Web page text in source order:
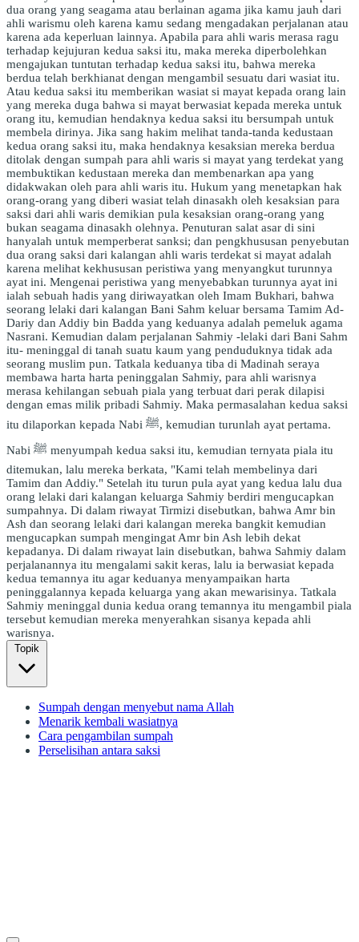
dua orang yang seagama atau berlainan agama jika kamu jauh dari
ahli warismu oleh karena kamu sedang mengadakan perjalanan atau
karena ada keperluan lainnya. Apabila para ahli waris merasa ragu
terhadap kejujuran kedua saksi itu, maka mereka diperbolehkan
mengajukan tuntutan terhadap kedua saksi itu, bahwa mereka
berdua telah berkhianat dengan mengambil sesuatu dari wasiat itu.
Atau kedua saksi itu memberikan wasiat si mayat kepada orang lain
yang mereka duga bahwa si mayat berwasiat kepada mereka untuk
orang itu, kemudian hendaknya kedua saksi itu bersumpah untuk
membela dirinya. Jika sang hakim melihat tanda-tanda kedustaan
kedua orang saksi itu, maka hendaknya kesaksian mereka berdua
ditolak dengan sumpah para ahli waris si mayat yang terdekat yang
membuktikan kedustaan mereka dan membenarkan apa yang
didakwakan oleh para ahli waris itu. Hukum yang menetapkan hak
orang-orang yang diberi wasiat telah dinasakh oleh kesaksian para
saksi dari ahli waris demikian pula kesaksian orang-orang yang
bukan seagama dinasakh olehnya. Penuturan salat asar di sini
hanyalah untuk memperberat sanksi; dan pengkhususan penyebutan
dua orang saksi dari kalangan ahli waris terdekat si mayat adalah
karena melihat kekhususan peristiwa yang menyangkut turunnya
ayat ini. Mengenai peristiwa yang menyebabkan turunnya ayat ini
ialah sebuah hadis yang diriwayatkan oleh Imam Bukhari, bahwa
seorang lelaki dari kalangan Bani Sahm keluar bersama Tamim Ad-
Dariy dan Addiy bin Badda yang keduanya adalah pemeluk agama
Nasrani. Kemudian dalam perjalanan Sahmiy -lelaki dari Bani Sahm
itu- meninggal di tanah suatu kaum yang penduduknya tidak ada
seorang muslim pun. Tatkala keduanya tiba di Madinah seraya
membawa harta harta peninggalan Sahmiy, para ahli warisnya
merasa kehilangan sebuah piala yang terbuat dari perak dilapisi
dengan emas milik pribadi Sahmiy. Maka permasalahan kedua saksi
itu dilaporkan kepada Nabi ﷺ, kemudian turunlah ayat pertama.
Nabi ﷺ menyumpah kedua saksi itu, kemudian ternyata piala itu
ditemukan, lalu mereka berkata, "Kami telah membelinya dari
Tamim dan Addiy." Setelah itu turun pula ayat yang kedua lalu dua
orang lelaki dari kalangan keluarga Sahmiy berdiri mengucapkan
sumpahnya. Di dalam riwayat Tirmizi disebutkan, bahwa Amr bin
Ash dan seorang lelaki dari kalangan mereka bangkit kemudian
mengucapkan sumpah mengingat Amr bin Ash lebih dekat
kepadanya. Di dalam riwayat lain disebutkan, bahwa Sahmiy dalam
perjalanannya itu mengalami sakit keras, lalu ia berwasiat kepada
kedua temannya itu agar keduanya menyampaikan harta
peninggalannya kepada keluarga yang akan mewarisinya. Tatkala
Sahmiy meninggal dunia kedua orang temannya itu mengambil piala
tersebut kemudian mereka menyerahkan sisanya kepada ahli
warisnya.
Topik
Sumpah dengan menyebut nama Allah
Menarik kembali wasiatnya
Cara pengambilan sumpah
Perselisihan antara saksi